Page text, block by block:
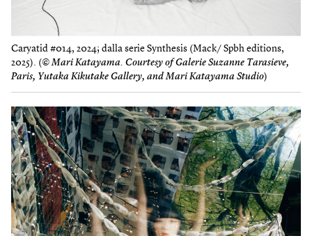
Caryatid #014, 2024; dalla serie Synthesis (Mack/ Spbh editions,
2025). (© Mari Katayama. Courtesy of Galerie Suzanne Tarasieve,
Paris, Yutaka Kikutake Gallery, and Mari Katayama Studio)